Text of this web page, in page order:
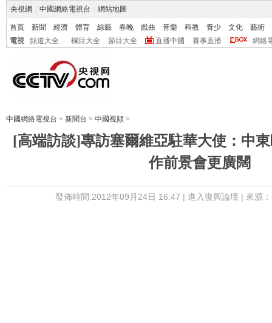
央視網 中國網絡電視台 網站地圖
首頁 新聞 經濟 體育 綜藝 春晚 戲曲 音樂 科教 青少 文化
藝術
電視
頻道大全 欄目大全 節目大全 直播中國 賽事直播 網絡
中國網絡電視台 > 新聞台 > 中國視頻 >
[高端訪談]專訪塞爾維亞駐華大使：中
作前景會更廣闊
發佈時間:2012年09月24日 16:47 | 進入復興論壇 | 來源